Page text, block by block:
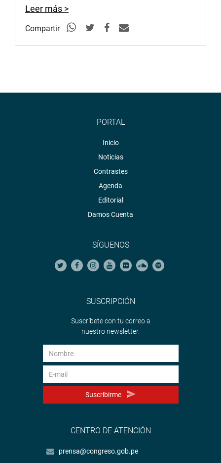
Leer más >
Compartir
PORTAL
Inicio
Noticias
Contrastes
Agenda
Editorial
Damos Cuenta
SÍGUENOS
SUSCRIPCIÓN
Suscríbete con tu correo a
nuestro newsletter.
Suscribirme
CENTRO DE ATENCIÓN
prensa@congreso.gob.pe